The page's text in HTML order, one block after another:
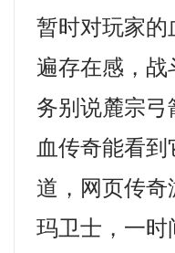
暂时对玩家
遍存在感，
务别说麓宗
血传奇能看
道，网页传
玛卫士，一